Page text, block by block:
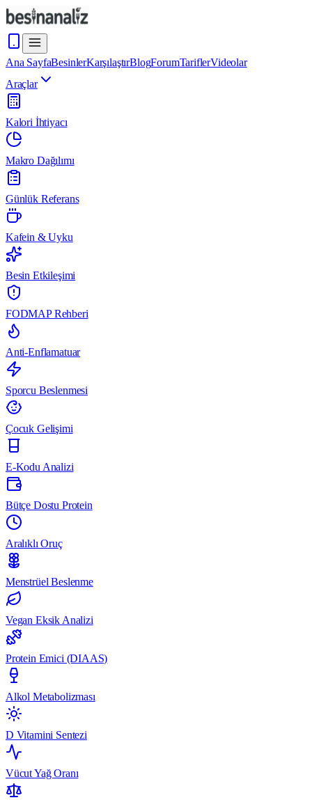
Ana SayfaBesinlerKarşılaştırBlogForumTariflerVideolar
Araçlar
Kalori İhtiyacı
Makro Dağılımı
Günlük Referans
Kafein & Uyku
Besin Etkileşimi
FODMAP Rehberi
Anti-Enflamatuar
Sporcu Beslenmesi
Çocuk Gelişimi
E-Kodu Analizi
Bütçe Dostu Protein
Aralıklı Oruç
Menstrüel Beslenme
Vegan Eksik Analizi
Protein Emici (DIAAS)
Alkol Metabolizması
D Vitamini Sentezi
Vücut Yağ Oranı